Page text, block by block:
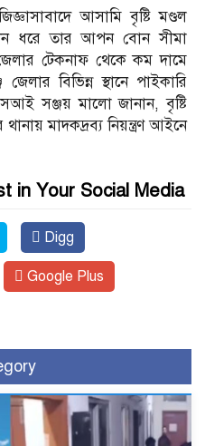
আসামি বৃষ্টি মণ্ডল
ধরে তার আপন বোন সীমা
টেকনাফ থেকে কম দামে
বিভিন্ন স্থানে পাইকারি
সঞ্জয় মালো জানান, বৃষ্টি
মাদকদ্রব্য নিয়ন্ত্রণ আইনে
in Your Social Media
Digg
Google Plus